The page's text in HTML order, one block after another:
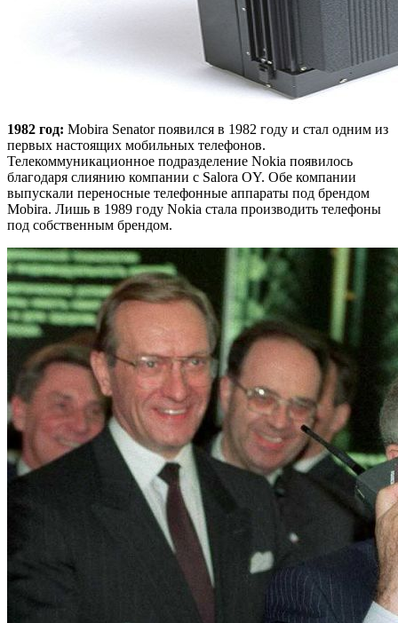
1982 год: Mobira Senator появился в 1982 году и стал одним из
первых настоящих мобильных телефонов.
Телекоммуникационное подразделение Nokia появилось
благодаря слиянию компании с Salora OY. Обе компании
выпускали переносные телефонные аппараты под брендом
Mobira. Лишь в 1989 году Nokia стала производить телефоны
под собственным брендом.